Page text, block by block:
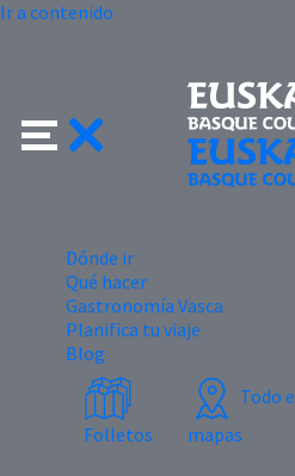
Ir a contenido
Dónde ir
Qué hacer
Gastronomía Vasca
Planifica tu viaje
Blog
Folletos
Todo
mapas